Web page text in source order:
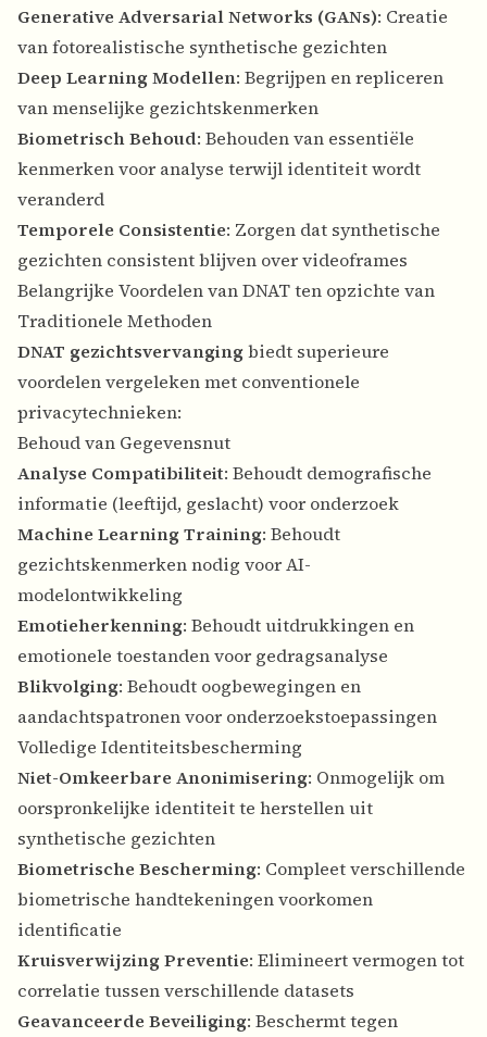
Generative Adversarial Networks (GANs): Creatie
van fotorealistische synthetische gezichten
Deep Learning Modellen: Begrijpen en repliceren
van menselijke gezichtskenmerken
Biometrisch Behoud: Behouden van essentiële
kenmerken voor analyse terwijl identiteit wordt
veranderd
Temporele Consistentie: Zorgen dat synthetische
gezichten consistent blijven over videoframes
Belangrijke Voordelen van DNAT ten opzichte van
Traditionele Methoden
DNAT gezichtsvervangingbiedt superieure
voordelen vergeleken met conventionele
privacytechnieken:
Behoud van Gegevensnut
Analyse Compatibiliteit: Behoudt demografische
informatie (leeftijd, geslacht) voor onderzoek
Machine Learning Training: Behoudt
gezichtskenmerken nodig voor AI-
modelontwikkeling
Emotieherkenning: Behoudt uitdrukkingen en
emotionele toestanden voor gedragsanalyse
Blikvolging: Behoudt oogbewegingen en
aandachtspatronen voor onderzoekstoepassingen
Volledige Identiteitsbescherming
Niet-Omkeerbare Anonimisering: Onmogelijk om
oorspronkelijke identiteit te herstellen uit
synthetische gezichten
Biometrische Bescherming: Compleet verschillende
biometrische handtekeningen voorkomen
identificatie
Kruisverwijzing Preventie: Elimineert vermogen tot
correlatie tussen verschillende datasets
Geavanceerde Beveiliging: Beschermt tegen